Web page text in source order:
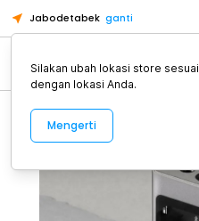
Jabodetabek ganti
Alat Kopi
Silakan ubah lokasi store sesuai
dengan lokasi Anda.
Mengerti